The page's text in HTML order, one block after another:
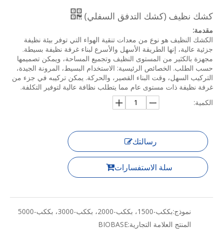
كشك نظيف (كشك التدفق السفلي)
مقدمة:
الكشك النظيف هو نوع من معدات تنقية الهواء التي توفر بيئة نظيفة
جزئية عالية، إنها الطريقة الأسهل والأسرع لبناء غرفة نظيفة بسيطة.
مجهزة بالكثير من المستوى النظيف وتجميع المساحة، ويمكن تصميمها
حسب الطلب. الخصائص الرئيسية: الاستخدام البسيط، المرونة الجيدة،
التركيب السهل، وقت البناء القصير، والحركة. يمكن تركيبه في جزء من
غرفة نظيفة ذات مستوى عام مما يتطلب نظافة عالية لتوفير التكلفة.
الكمية:
رسالتك
سلة الاستفسارات
نموذج:بككب-1500، بككب-2000، بككب-3000، بككب-5000
المنتج العلامة التجارية:BIOBASE